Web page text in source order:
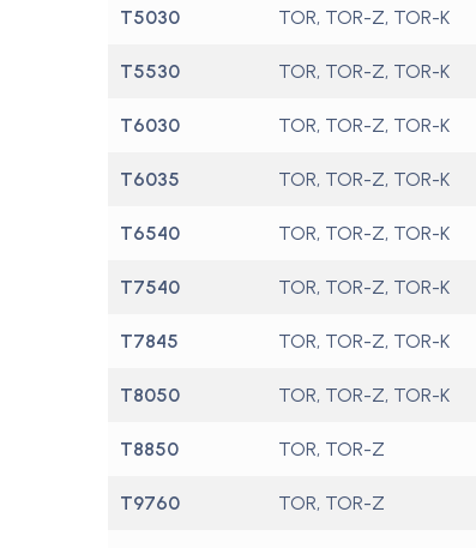
T5030 TOR, TOR-Z, TOR-K
T5530 TOR, TOR-Z, TOR-K
T6030 TOR, TOR-Z, TOR-K
T6035 TOR, TOR-Z, TOR-K
T6540 TOR, TOR-Z, TOR-K
T7540 TOR, TOR-Z, TOR-K
T7845 TOR, TOR-Z, TOR-K
T8050 TOR, TOR-Z, TOR-K
T8850 TOR, TOR-Z
T9760 TOR, TOR-Z